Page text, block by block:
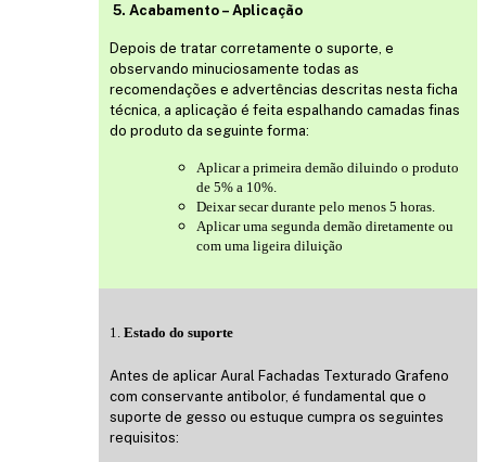
5. Acabamento – Aplicação
Depois de tratar corretamente o suporte, e
observando minuciosamente todas as
recomendações e advertências descritas nesta ficha
técnica, a aplicação é feita espalhando camadas finas
do produto da seguinte forma:
Aplicar a primeira demão diluindo o produto
de 5% a 10%.
Deixar secar durante pelo menos 5 horas.
Aplicar uma segunda demão diretamente ou
com uma ligeira diluição
1. Estado do suporte
Antes de aplicar Aural Fachadas Texturado Grafeno
com conservante antibolor, é fundamental que o
suporte de gesso ou estuque cumpra os seguintes
requisitos: